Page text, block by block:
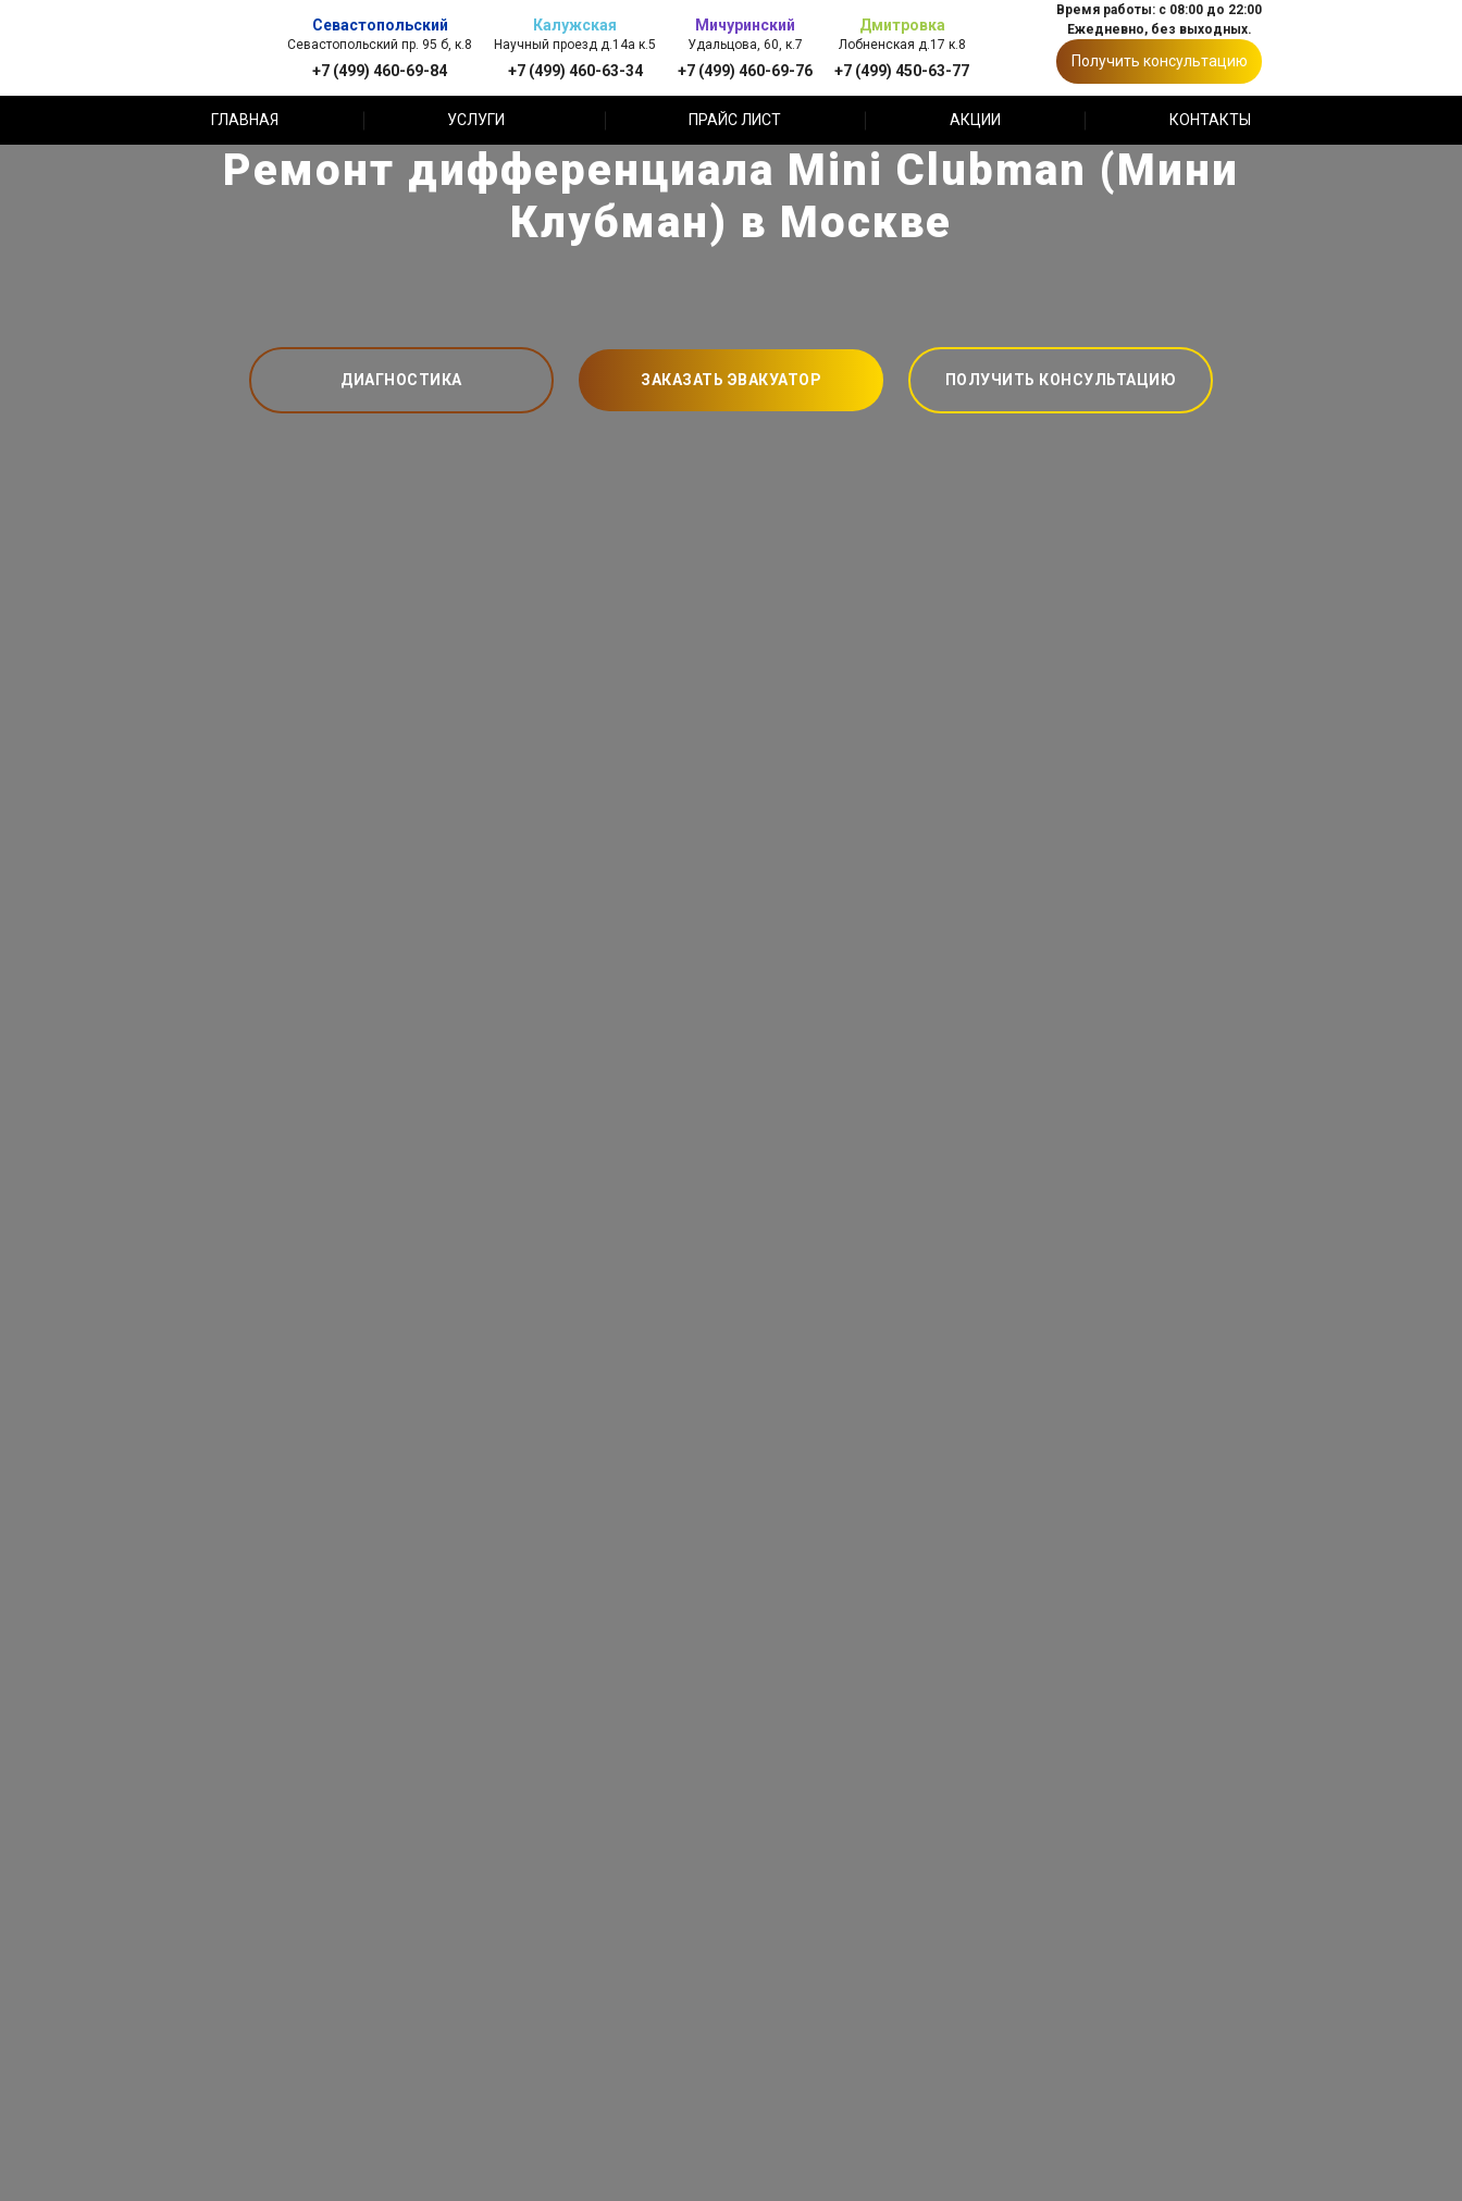
Севастопольский
Севастопольский пр. 95 б, к.8
+7 (499) 460-69-84
Калужская
Научный проезд д.14а к.5
+7 (499) 460-63-34
Мичуринский
Удальцова, 60, к.7
+7 (499) 460-69-76
Дмитровка
Лобненская д.17 к.8
+7 (499) 450-63-77
Время работы: с 08:00 до 22:00
Ежедневно, без выходных.
Получить консультацию
ГЛАВНАЯ УСЛУГИ ПРАЙС ЛИСТ АКЦИИ КОНТАКТЫ
Ремонт дифференциала Mini Clubman (Мини
Клубман) в Москве
ДИАГНОСТИКА ЗАКАЗАТЬ ЭВАКУАТОР ПОЛУЧИТЬ КОНСУЛЬТАЦИЮ